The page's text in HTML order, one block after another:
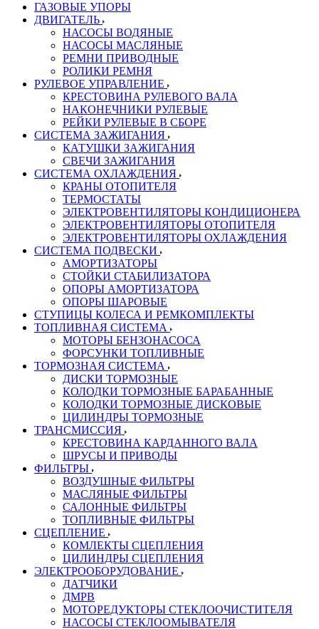
ГАЗОВЫЕ УПОРЫ
ДВИГАТЕЛЬ
НАСОСЫ ВОДЯНЫЕ
НАСОСЫ МАСЛЯНЫЕ
РЕМНИ ПРИВОДНЫЕ
РОЛИКИ РЕМНЯ
РУЛЕВОЕ УПРАВЛЕНИЕ
КРЕСТОВИНА РУЛЕВОГО ВАЛА
НАКОНЕЧНИКИ РУЛЕВЫЕ
РЕЙКИ РУЛЕВЫЕ В СБОРЕ
СИСТЕМА ЗАЖИГАНИЯ
КАТУШКИ ЗАЖИГАНИЯ
СВЕЧИ ЗАЖИГАНИЯ
СИСТЕМА ОХЛАЖДЕНИЯ
КРАНЫ ОТОПИТЕЛЯ
ТЕРМОСТАТЫ
ЭЛЕКТРОВЕНТИЛЯТОРЫ КОНДИЦИОНЕРА
ЭЛЕКТРОВЕНТИЛЯТОРЫ ОТОПИТЕЛЯ
ЭЛЕКТРОВЕНТИЛЯТОРЫ ОХЛАЖДЕНИЯ
СИСТЕМА ПОДВЕСКИ
АМОРТИЗАТОРЫ
СТОЙКИ СТАБИЛИЗАТОРА
ОПОРЫ АМОРТИЗАТОРА
ОПОРЫ ШАРОВЫЕ
СТУПИЦЫ КОЛЕСА И РЕМКОМПЛЕКТЫ
ТОПЛИВНАЯ СИСТЕМА
МОТОРЫ БЕНЗОНАСОСА
ФОРСУНКИ ТОПЛИВНЫЕ
ТОРМОЗНАЯ СИСТЕМА
ДИСКИ ТОРМОЗНЫЕ
КОЛОДКИ ТОРМОЗНЫЕ БАРАБАННЫЕ
КОЛОДКИ ТОРМОЗНЫЕ ДИСКОВЫЕ
ЦИЛИНДРЫ ТОРМОЗНЫЕ
ТРАНСМИССИЯ
КРЕСТОВИНА КАРДАННОГО ВАЛА
ШРУСЫ И ПРИВОДЫ
ФИЛЬТРЫ
ВОЗДУШНЫЕ ФИЛЬТРЫ
МАСЛЯНЫЕ ФИЛЬТРЫ
САЛОННЫЕ ФИЛЬТРЫ
ТОПЛИВНЫЕ ФИЛЬТРЫ
СЦЕПЛЕНИЕ
КОМЛЕКТЫ СЦЕПЛЕНИЯ
ЦИЛИНДРЫ СЦЕПЛЕНИЯ
ЭЛЕКТРООБОРУДОВАНИЕ
ДАТЧИКИ
ДМРВ
МОТОРЕДУКТОРЫ СТЕКЛООЧИСТИТЕЛЯ
НАСОСЫ СТЕКЛООМЫВАТЕЛЯ